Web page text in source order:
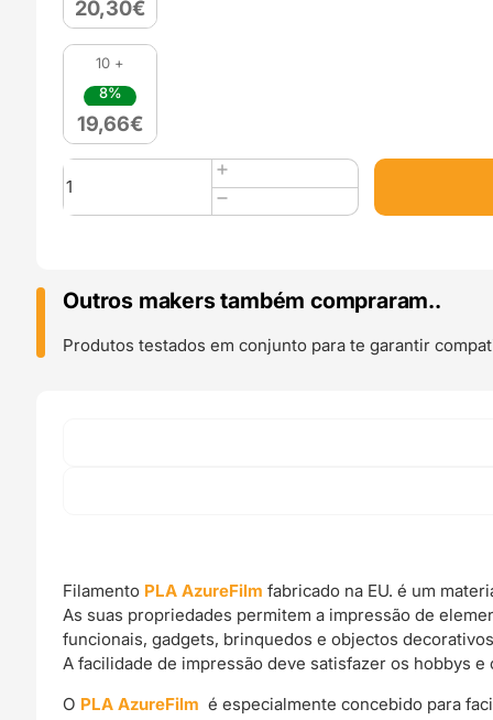
20,30€
10 +
8%
19,66€
Quantidade
de
PLA
Marble
-
Azurefilm
Outros makers também compraram..
Produtos testados em conjunto para te garantir
Filamento PLA AzureFilmfabricado na EU. é um
As suas propriedades permitem a impressão de
funcionais, gadgets, brinquedos e objectos
A facilidade de impressão deve satisfazer os hobbys
O PLA AzureFilm é especialmente concebido para